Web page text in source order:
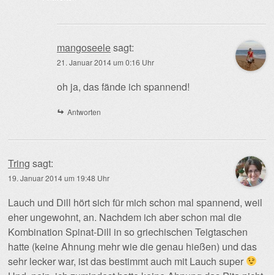
mangoseelesagt:
21. Januar 2014 um 0:16 Uhr
oh ja, das fände ich spannend!
Antworten
Tring sagt:
19. Januar 2014 um 19:48 Uhr
Lauch und Dill hört sich für mich schon mal spannend, weil
eher ungewohnt, an. Nachdem ich aber schon mal die
Kombination Spinat-Dill in so griechischen Teigtaschen
hatte (keine Ahnung mehr wie die genau hießen) und das
sehr lecker war, ist das bestimmt auch mit Lauch super